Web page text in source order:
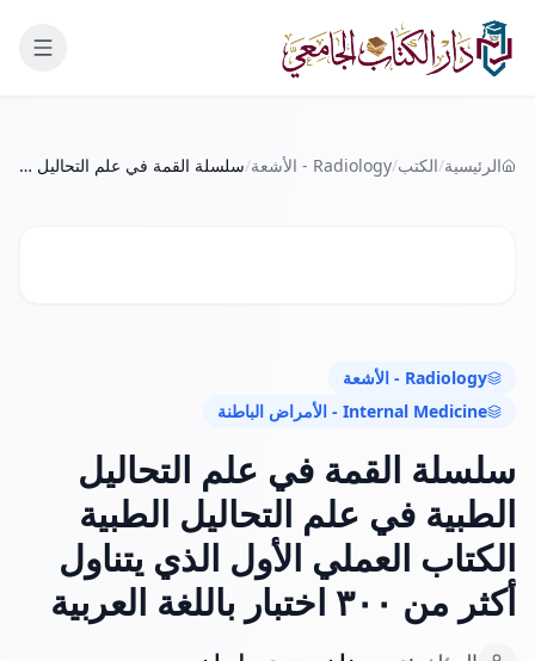
الرئيسية/الكتب/Radiology - الأشعة / سلسلة القمة في علم التحاليل الطبية في علم التحاليل الطبية الكتاب العملي الأول الذي يتناول أكثر من ٣٠٠ اختبار باللغة العربية
Radiology - الأشعة
Internal Medicine - الأمراض الباطنة
سلسلة القمة في علم التحاليل
الطبية في علم التحاليل الطبية
الكتاب العملي الأول الذي يتناول
أكثر من ٣٠٠ اختبار باللغة العربية